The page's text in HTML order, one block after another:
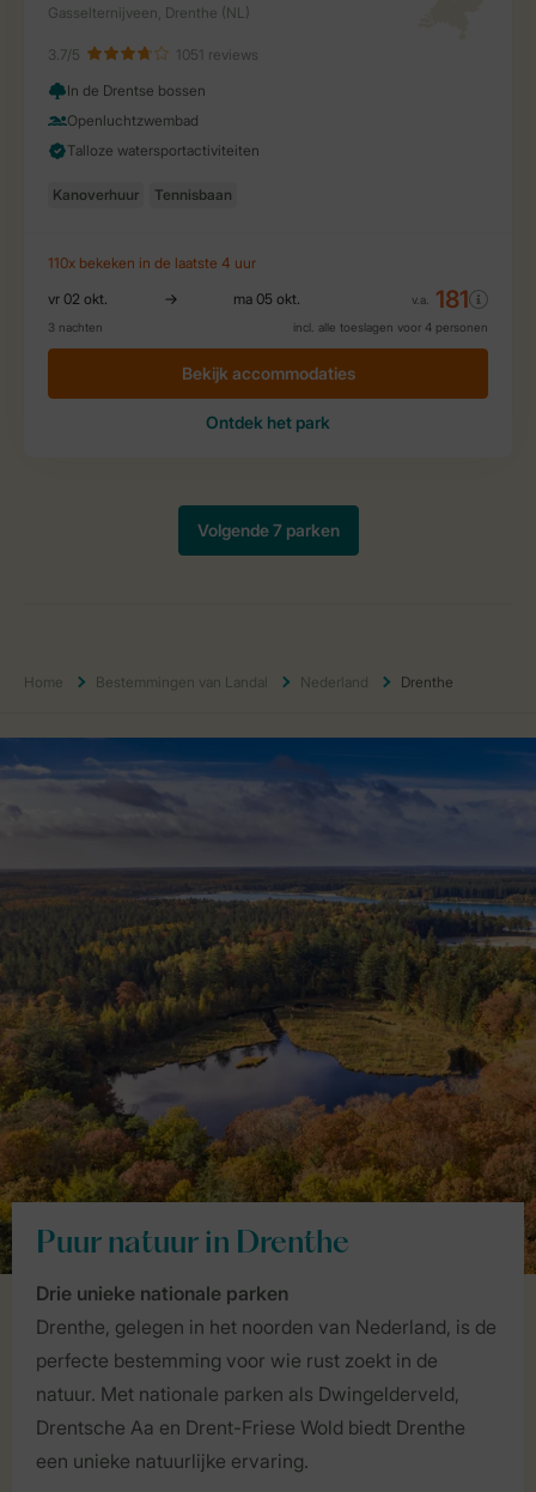
Home Bestemmingen van Landal Nederland Drenthe
Puur natuur in Drenthe
Drie unieke nationale parken
Drenthe, gelegen in het noorden van Nederland, is de
perfecte bestemming voor wie rust zoekt in de
natuur. Met nationale parken als Dwingelderveld,
Drentsche Aa en Drent-Friese Wold biedt Drenthe
een unieke natuurlijke ervaring.